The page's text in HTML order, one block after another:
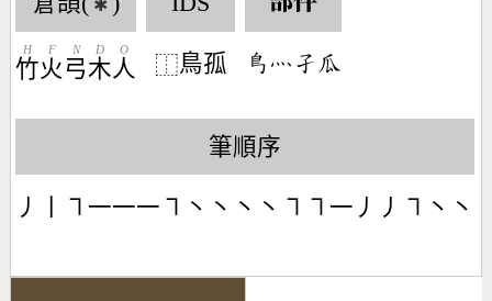
✱
竹
H
火
F
弓
N
木
D
人
O
⿰鳥孤 󶆵󶃺󶂢󶅋
筆順序
丿丨㇕一一一㇕丶丶丶丶㇕㇕一丿丿㇕丶丶